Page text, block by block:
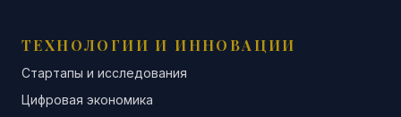
ТЕХНОЛОГИИ И ИННОВАЦИИ
Стартапы и исследования
Цифровая экономика